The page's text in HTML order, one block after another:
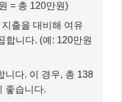
= 총 120만원)
출을 대비해 여유
합니다. (예: 120만원
니다. 이 경우, 총 138
좋습니다.